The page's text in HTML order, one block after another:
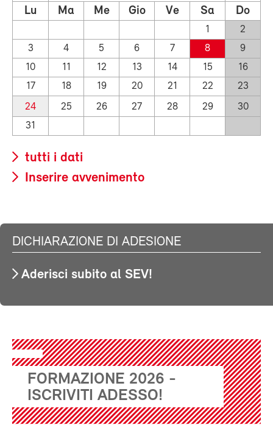
Lu Ma Me Gio Ve Sa Do
1
2
3
4 5 6 7 8
9
10
11 12 13 14 15
16
17
18 19 20 21 22
23
24
25 26 27 28 29
30
31
tutti i dati
Inserire avvenimento
DICHIARAZIONE DI ADESIONE
Aderisci subito al SEV!
FORMAZIONE 2026 -
ISCRIVITI ADESSO!